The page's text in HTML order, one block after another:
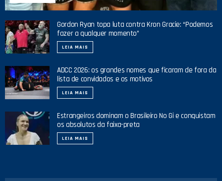
Gordon Ryan topa luta contra Kron Gracie: “Podemos
fazer a qualquer momento”
LEIA MAIS
ADCC 2026: os grandes nomes que ficaram de fora da
lista de convidados e os motivos
LEIA MAIS
Estrangeiros dominam o Brasileiro No Gi e conquistam
os absolutos da faixa-preta
LEIA MAIS